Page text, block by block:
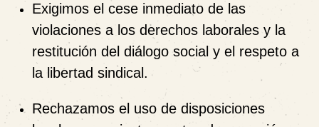
Exigimos el cese inmediato de las
violaciones a los derechos laborales y la
restitución del diálogo social y el respeto a
la libertad sindical.
Rechazamos el uso de disposiciones